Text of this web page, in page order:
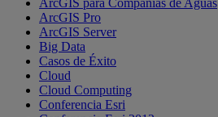
ArcGIS para Compañías de Aguas
ArcGIS Pro
ArcGIS Server
Big Data
Casos de Éxito
Cloud
Cloud Computing
Conferencia Esri